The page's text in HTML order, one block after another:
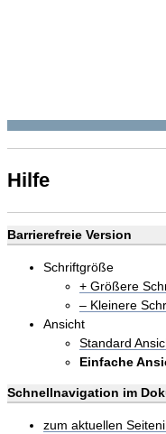
Hilfe
Barrierefreie Version
Schriftgröße
+ Größere
– Kleinere
Ansicht
Standard
Einfache
Schnellnavigation im
zum aktuellen